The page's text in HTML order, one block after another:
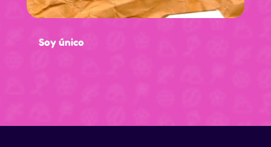
Soy único